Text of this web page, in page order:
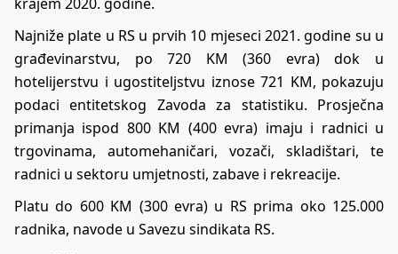
Najniže plate u RS u prvih 10 mjeseci 2021. godine su u
građevinarstvu, po 720 KM (360 evra) dok u
hotelijerstvu i ugostiteljstvu iznose 721 KM, pokazuju
podaci entitetskog Zavoda za statistiku. Prosječna
primanja ispod 800 KM (400 evra) imaju i radnici u
trgovinama, automehaničari, vozači, skladištari, te
radnici u sektoru umjetnosti, zabave i rekreacije.
Platu do 600 KM (300 evra) u RS prima oko 125.000
radnika, navode u Savezu sindikata RS.